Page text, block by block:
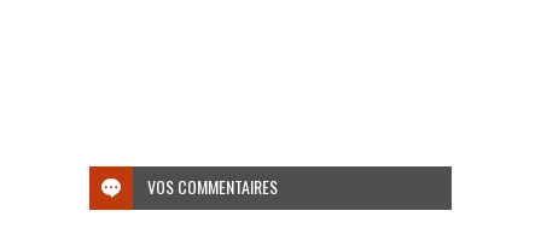
VOS COMMENTAIRES